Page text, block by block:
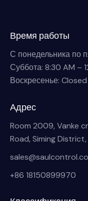
Время работы
С понедельника по
Суббота: 8:30 AM –
Воскресенье: Closed
Адрес
Room 2009, Vanke
Road, Siming District,
+86 18150899970